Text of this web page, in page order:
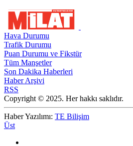
Hava Durumu
Trafik Durumu
Puan Durumu ve Fikstür
Tüm Manşetler
Son Dakika Haberleri
Haber Arşivi
RSS
Copyright © 2025. Her hakkı saklıdır.
Haber Yazılımı: TE Bilişim
Üst